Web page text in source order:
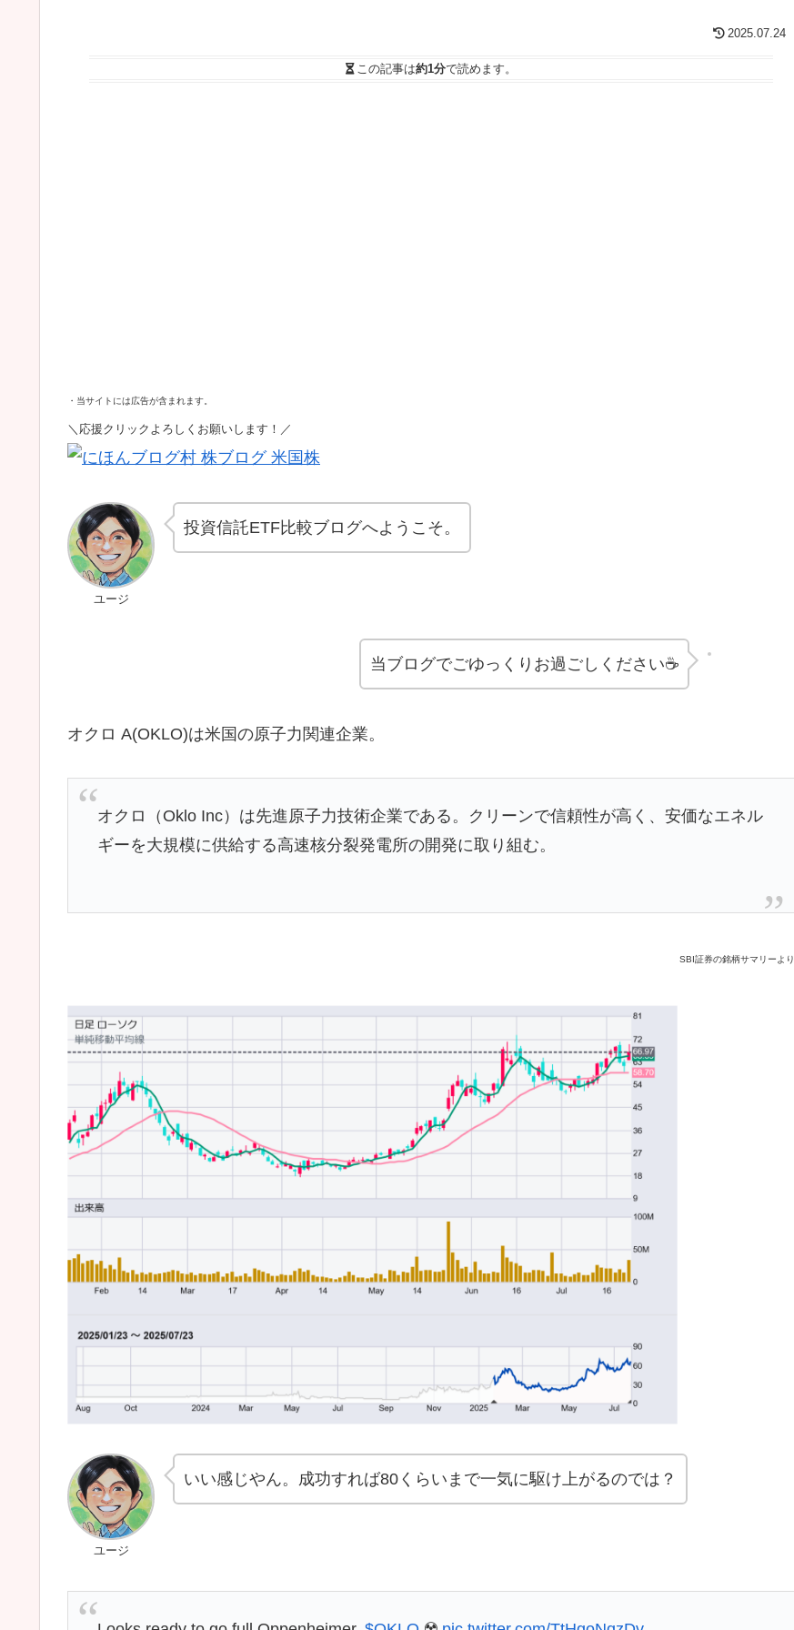
2025.07.24
この記事は約1分で読めます。
・当サイトには広告が含まれます。
＼応援クリックよろしくお願いします！／
ユージ
投資信託ETF比較ブログへようこそ。
当ブログでごゆっくりお過ごしください☕
オクロ A(OKLO)は米国の原子力関連企業。
オクロ（Oklo Inc）は先進原子力技術企業である。クリーンで信頼性が高く、安価なエネル
ギーを大規模に供給する高速核分裂発電所の開発に取り組む。
SBI証券の銘柄サマリーより
ユージ
いい感じやん。成功すれば80くらいまで一気に駆け上がるのでは？